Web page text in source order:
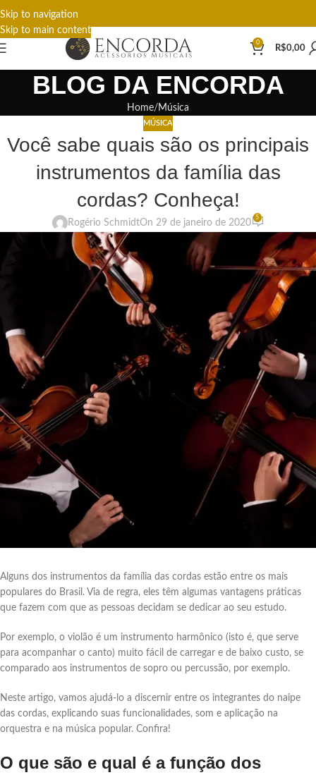
Skip to navigation
Skip to main content
0
R$0,00
BLOG DA ENCORDA
Home Música
MÚSICA
Você sabe quais são os principais
instrumentos da família das
cordas? Conheça!
Rogério SchmidtOn 29 de janeiro de 2020
5
Alguns dos instrumentos da família das cordas estão entre os mais
populares do Brasil. Via de regra, eles têm algumas vantagens práticas
que fazem com que as pessoas decidam se dedicar ao seu estudo.
Por exemplo, o violão é um instrumento harmônico (isto é, que serve
para acompanhar o canto) muito fácil de carregar e de baixo custo, se
comparado aos instrumentos de sopro ou percussão, por exemplo.
Neste artigo, vamos ajudá-lo a discernir entre os integrantes do naipe
das cordas, explicando suas funcionalidades, som e aplicação na
orquestra e na música popular. Confira!
O que são e qual é a função dos